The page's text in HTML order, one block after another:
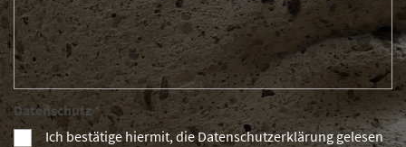
Datenschutz *
Ich bestätige hiermit, die Datenschutzerklärung gelesen